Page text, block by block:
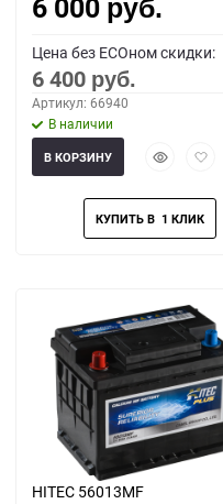
6 000 руб.
Цена без ECOном скидки:
6 400 руб.
Артикул: 66940
В наличии
Быстрый
В КОРЗИНУ
HITEC 56013MF